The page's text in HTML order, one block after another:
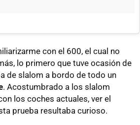
con el 600, el cual no
lo primero que tuve ocasión de
de slalom a bordo de todo un
. Acostumbrado a los slalom
los coches actuales, ver el
prueba resultaba curioso.